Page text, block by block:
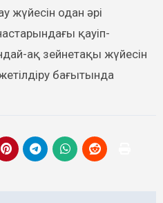
жүйесін одан әрі
қауіп-
ақ зейнетақы жүйесін
бағытында